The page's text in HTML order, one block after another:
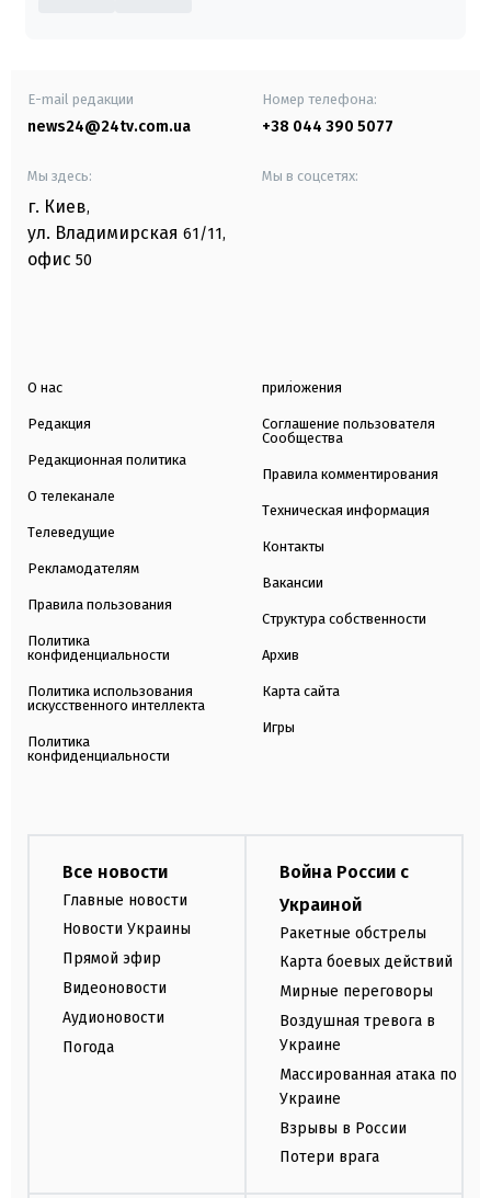
E-mail редакции
news24@24tv.com.ua
Номер телефона:
+38 044 390 5077
Мы здесь:
г. Киев,
ул. Владимирская 61/11,
офис 50
Мы в соцсетях:
О нас
Редакция
Редакционная политика
О телеканале
Телеведущие
Рекламодателям
Правила пользования
Политика
конфиденциальности
Политика использования
искусственного интеллекта
Политика
конфиденциальности
приложения
Соглашение пользователя
Сообщества
Правила комментирования
Техническая информация
Контакты
Вакансии
Структура собственности
Архив
Карта сайта
Игры
Все новости
Главные новости
Новости Украины
Прямой эфир
Видеоновости
Аудионовости
Погода
Война России с
Украиной
Ракетные обстрелы
Карта боевых действий
Мирные переговоры
Воздушная тревога в
Украине
Массированная атака по
Украине
Взрывы в России
Потери врага